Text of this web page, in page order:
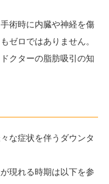
術時に内臓や神経を傷
ゼロではありません。
クターの脂肪吸引の知
な症状を伴うダウンタ
現れる時期は以下を参